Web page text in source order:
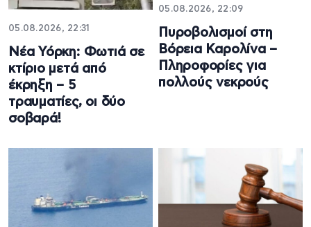
05.08.2026, 22:31
Νέα Υόρκη: Φωτιά σε
κτίριο μετά από
έκρηξη – 5
τραυματίες, οι δύο
σοβαρά!
05.08.2026, 22:09
Πυροβολισμοί στη
Βόρεια Καρολίνα –
Πληροφορίες για
πολλούς νεκρούς